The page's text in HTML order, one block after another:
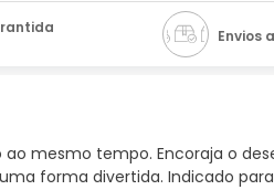
Envios
mesmo tempo. Encoraja o
forma divertida. Indicado